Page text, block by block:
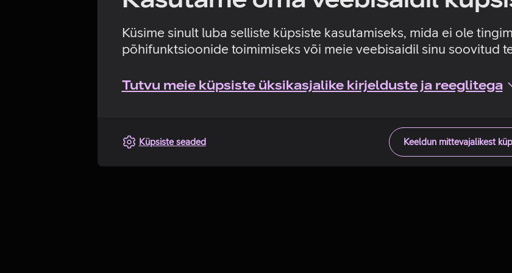
Küsime sinult luba selliste küpsiste kasutamiseks, mida ei ole
põhifunktsioonide toimimiseks või meie veebisaidil sinu soovitud
Tutvu meie küpsiste üksikasjalike kirjelduste ja reeglitega
Keeldun mittevajalikest
Küpsiste seaded